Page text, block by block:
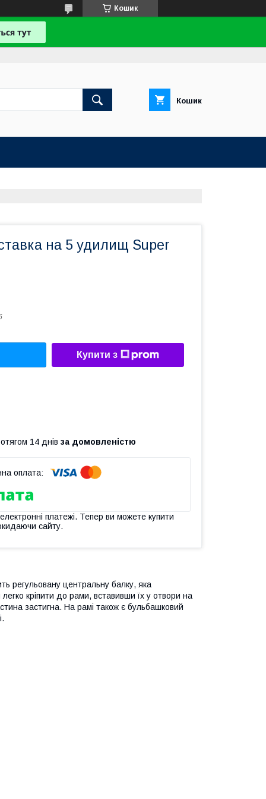
Кошик
Кошик
на 5 удилищ Super
Купити з
14 днів за домовленістю
платежі. Тепер ви можете купити
сайту.
регульовану центральну балку, яка
кріпити до рами, вставивши їх у отвори на
застигна. На рамі також є бульбашковий